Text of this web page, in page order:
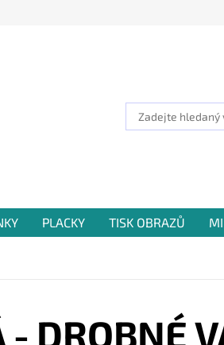
PLACKY TISK OBRAZŮ
DROBNÉ